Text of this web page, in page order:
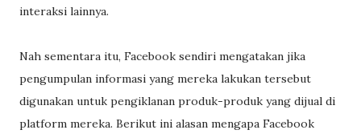
interaksi lainnya.
Nah sementara itu, Facebook sendiri mengatakan jika
pengumpulan informasi yang mereka lakukan tersebut
digunakan untuk pengiklanan produk-produk yang dijual di
platform mereka. Berikut ini alasan mengapa Facebook